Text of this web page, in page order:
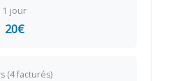
1 jour
20€
(4 facturés)